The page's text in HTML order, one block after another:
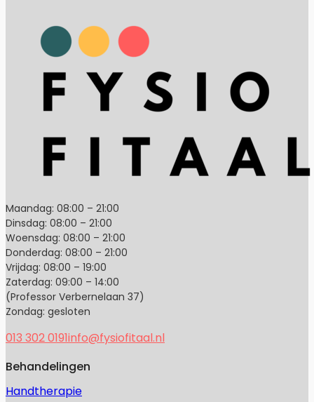
Maandag: 08:00 – 21:00
Dinsdag: 08:00 – 21:00
Woensdag: 08:00 – 21:00
Donderdag: 08:00 – 21:00
Vrijdag: 08:00 – 19:00
Zaterdag: 09:00 – 14:00
(Professor Verbernelaan 37)
Zondag: gesloten
013 302 0191info@fysiofitaal.nl
Behandelingen
Handtherapie